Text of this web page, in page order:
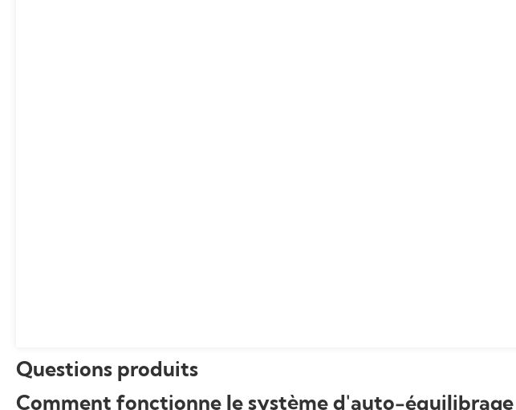
Questions produits
Comment fonctionne le système d'auto-